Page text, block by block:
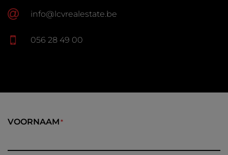
info@lcvrealestate.be
056 28 49 00
VOORNAAM